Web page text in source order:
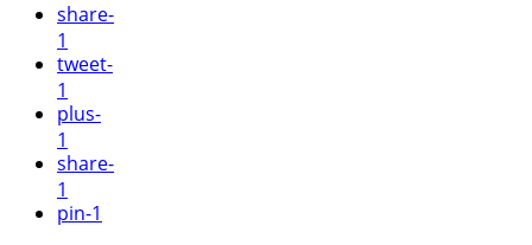
share-
1
tweet-
1
plus-
1
share-
1
pin-1